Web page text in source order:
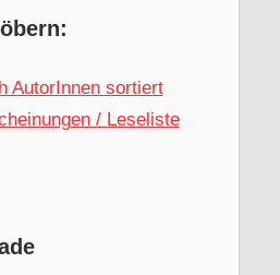
AutorInnen sortiert
/ Leseliste